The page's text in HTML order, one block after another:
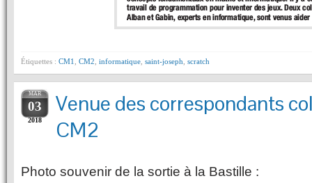
Étiquettes : CM1 CM2 informatique saint-joseph scratch
MAR
03
2018
Venue des correspondants
CM2
Photo souvenir de la sortie à la Bastille :